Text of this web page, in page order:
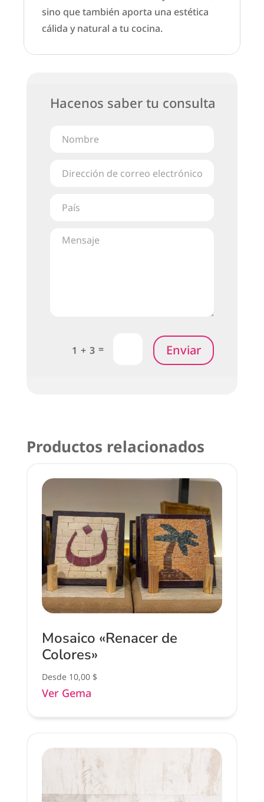
sino que también aporta una estética
cálida y natural a tu cocina.
Hacenos saber tu consulta
1 + 3 = Enviar
Productos relacionados
Mosaico «Renacer de
Colores»
Desde 10,00 $
Ver Gema